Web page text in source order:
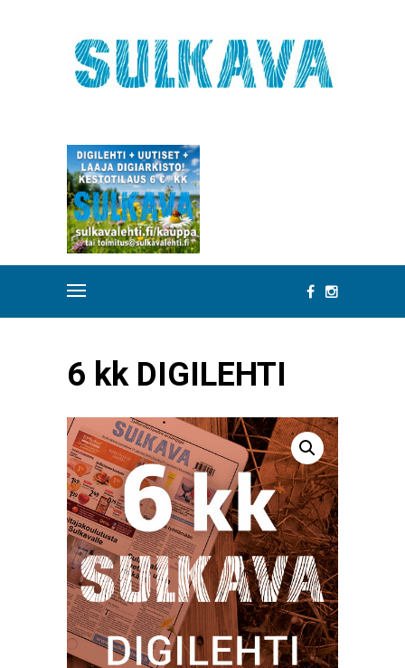
6 kk DIGILEHTI